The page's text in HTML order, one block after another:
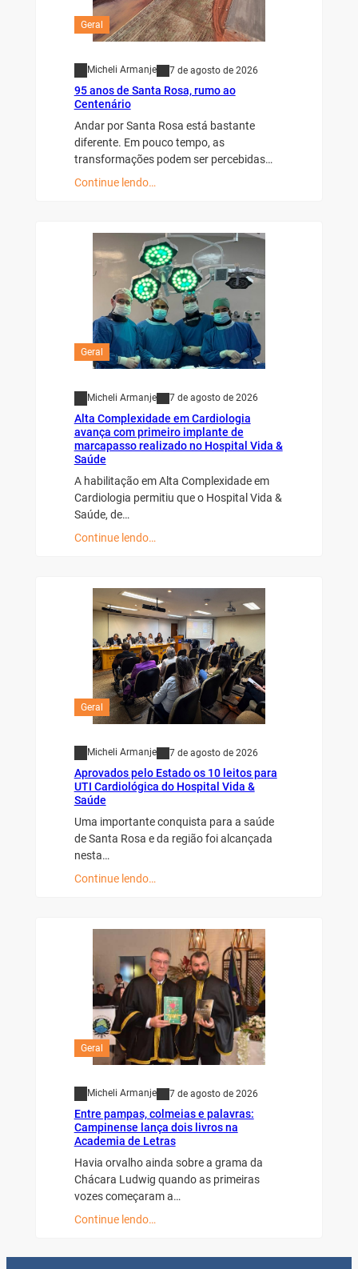
Geral
Micheli Armanje 7 de agosto de 2026
95 anos de Santa Rosa, rumo ao
Centenário
Andar por Santa Rosa está bastante
diferente. Em pouco tempo, as
transformações podem ser percebidas…
Continue lendo…
Geral
Micheli Armanje 7 de agosto de 2026
Alta Complexidade em Cardiologia
avança com primeiro implante de
marcapasso realizado no Hospital Vida &
Saúde
A habilitação em Alta Complexidade em
Cardiologia permitiu que o Hospital Vida &
Saúde, de…
Continue lendo…
Geral
Micheli Armanje 7 de agosto de 2026
Aprovados pelo Estado os 10 leitos para
UTI Cardiológica do Hospital Vida &
Saúde
Uma importante conquista para a saúde
de Santa Rosa e da região foi alcançada
nesta…
Continue lendo…
Geral
Micheli Armanje 7 de agosto de 2026
Entre pampas, colmeias e palavras:
Campinense lança dois livros na
Academia de Letras
Havia orvalho ainda sobre a grama da
Chácara Ludwig quando as primeiras
vozes começaram a…
Continue lendo…